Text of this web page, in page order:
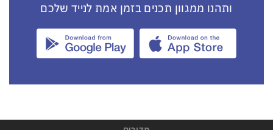
ותהנו ממגוון תכנים בזמן אמת לנייד שלכם